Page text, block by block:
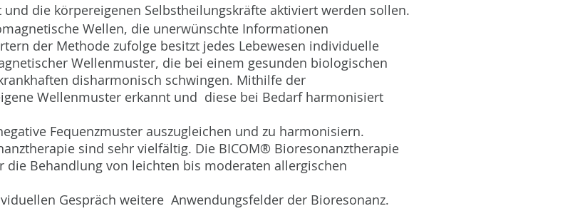
die körpereigenen Selbstheilungskräfte aktiviert werden sollen.
Wellen, die unerwünschte Informationen
der Methode zufolge besitzt jedes Lebewesen individuelle
Wellenmuster, die bei einem gesunden biologischen
disharmonisch schwingen. Mithilfe der
Wellenmuster erkannt und diese bei Bedarf harmonisiert
Fequenzmuster auszugleichen und zu harmonisiern.
sind sehr vielfältig. Die BICOM® Bioresonanztherapie
die Behandlung von leichten bis moderaten allergischen
Gespräch weitere Anwendungsfelder der Bioresonanz.